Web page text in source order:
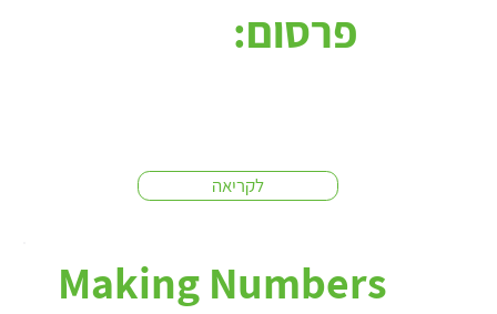
לקריאה
פרסום:
Making Numbers